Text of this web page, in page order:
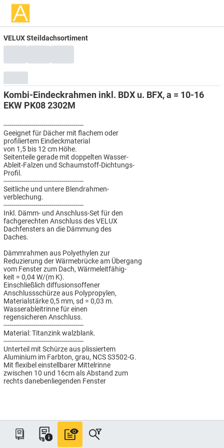
VELUX Steildachsortiment
Kombi-Eindeckrahmen inkl. BDX u. BFX, a = 10-16
EKW PK08 2302M
----------------------------------------
Geeignet für Dächer mit flachem oder
profiliertem Eindeckmaterial
von 1,5 bis 12 cm Höhe.
Seitenteile gerade mit doppelten Wasser-
Ableit-Falzen und Schaumstoff-Dichtungs-
Profil.
----------------------------------------
Seitliche und untere Blendrahmen-
verblechung.
----------------------------------------
Inkl. Dämm- und Anschluss-Set für den
fachgerechten Anschluss des VELUX
Dachfensters an die Dämmung des
Daches.
Dämmrahmen aus Polyethylen zur
Reduzierung der Wärmebrücke am Übergang
vom Fenster zum Dach, Wärmeleitfähig-
keit = 0,04 W/(m K).
Einschließlich diffusionsoffener
Anschlussschürze aus Polypropylen,
Materialstärke 0,5 mm, sd = 0,03 m.
Wasserableitrinne für einen
regensicheren Anschluss.
----------------------------------------
Material: Titanzink walzblank.
----------------------------------------
Unterteil mit Schürze aus plissiertem
Aluminium im Farbton, grau, NCS S3502-G.
Mit flexibel einstellbarer Mittelrinne
zwischen 10 und 16cm als Abstand zum
rechts danebenliegenden Fenster